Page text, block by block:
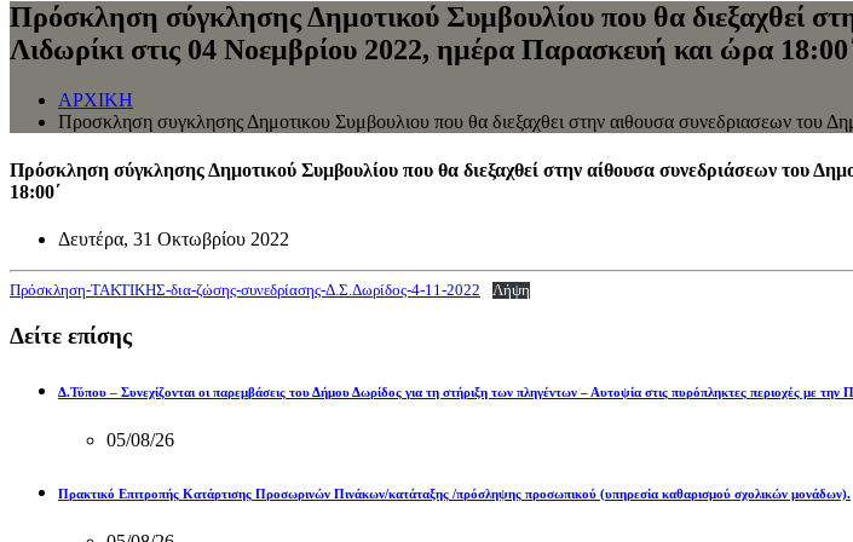
Πρόσκληση σύγκλησης Δημοτικού Συμβουλίου που θα διεξαχθεί
Λιδωρίκι στις 04 Νοεμβρίου 2022, ημέρα Παρασκευή και ώρα
ΑΡΧΙΚΗ
Προσκληση συγκλησης Δημοτικου Συμβουλιου που θα διεξαχθει στην αιθουσα συνεδριασεων του
Πρόσκληση σύγκλησης Δημοτικού Συμβουλίου που θα διεξαχθεί στην αίθουσα συνεδριάσεων του
18:00΄
Δευτέρα, 31 Οκτωβρίου 2022
Πρόσκληση-ΤΑΚΤΙΚΗΣ-δια-ζώσης-συνεδρίασης-Δ.Σ.Δωρίδος-4-11-2022 Λήψη
Δείτε επίσης
Δ.Τύπου – Συνεχίζονται οι παρεμβάσεις του Δήμου Δωρίδος για τη στήριξη των πληγέντων – Αυτοψία στις πυρόπληκτες περιοχές με
05/08/26
Πρακτικό Επιτροπής Κατάρτισης Προσωρινών Πινάκων/κατάταξης /πρόσληψης προσωπικού (υπηρεσία καθαρισμού σχολικών μονάδων).